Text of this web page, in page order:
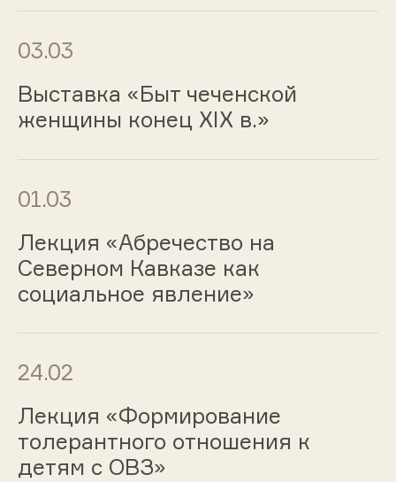
03.03
Выставка «Быт чеченской
женщины конец XIX в.»
01.03
Лекция «Абречество на
Северном Кавказе как
социальное явление»
24.02
Лекция «Формирование
толерантного отношения к
детям с ОВЗ»